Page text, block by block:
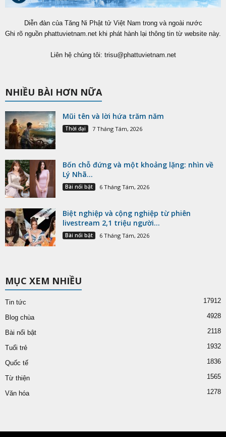
Diễn đàn của Tăng Ni Phật tử Việt Nam trong và ngoài nước
Ghi rõ nguồn phattuvietnam.net khi phát hành lại thông tin từ website này.
Liên hệ chúng tôi: trisu@phattuvietnam.net
NHIỀU BÀI HƠN NỮA
Mũi tên và lời hứa trăm năm
Thời đại 7 Tháng Tám, 2026
Bốn chỗ đứng và một khoảng lặng: nhìn về
Lý Nhã...
Bài nổi bật 6 Tháng Tám, 2026
Biệt nghiệp và cộng nghiệp từ phiên
livestream 2,1 triệu người...
Bài nổi bật 6 Tháng Tám, 2026
MỤC XEM NHIỀU
Tin tức 17912
Blog chùa 4928
Bài nổi bật 2118
Tuổi trẻ 1932
Quốc tế 1836
Từ thiện 1565
Văn hóa 1278